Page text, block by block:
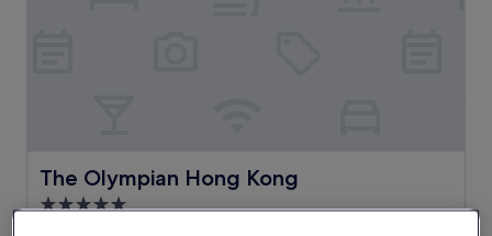
The Olympian Hong Kong
The Olympian Hong Kong
5.0-